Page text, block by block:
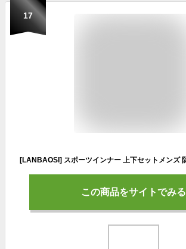
17
この商品をサイトでみる